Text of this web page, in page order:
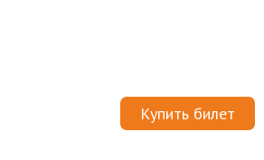
Купить билет